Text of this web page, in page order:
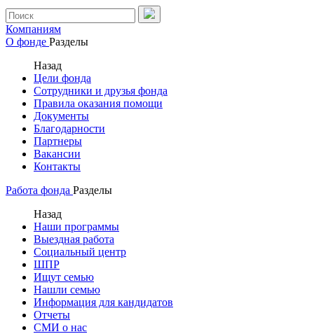
Компаниям
О фонде Разделы
Назад
Цели фонда
Сотрудники и друзья фонда
Правила оказания помощи
Документы
Благодарности
Партнеры
Вакансии
Контакты
Работа фонда Разделы
Назад
Наши программы
Выездная работа
Социальный центр
ШПР
Ищут семью
Нашли семью
Информация для кандидатов
Отчеты
СМИ о нас